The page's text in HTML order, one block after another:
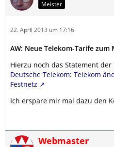
Meister
22. April 2013 um 17:16
AW: Neue Telekom-Tarife zum
Hierzu noch das Statement der
Deutsche Telekom: Telekom
Festnetz
Ich erspare mir mal dazu den
Webmaster